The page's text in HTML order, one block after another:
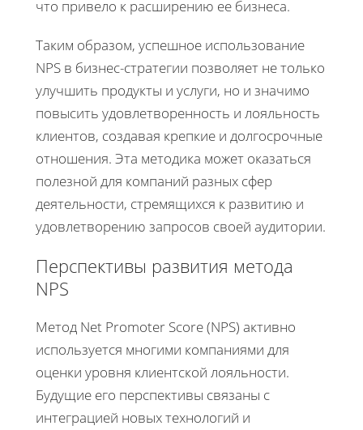
что привело к расширению ее бизнеса.
Таким образом, успешное использование
NPS в бизнес-стратегии позволяет не только
улучшить продукты и услуги, но и значимо
повысить удовлетворенность и лояльность
клиентов, создавая крепкие и долгосрочные
отношения. Эта методика может оказаться
полезной для компаний разных сфер
деятельности, стремящихся к развитию и
удовлетворению запросов своей аудитории.
Перспективы развития метода
NPS
Метод Net Promoter Score (NPS) активно
используется многими компаниями для
оценки уровня клиентской лояльности.
Будущие его перспективы связаны с
интеграцией новых технологий и